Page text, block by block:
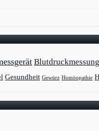
Blutdruckmessung
Gesundheit Gewürz Homöopathie